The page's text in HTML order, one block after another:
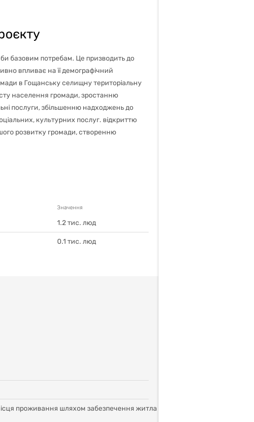
базовим потребам. Це призводить до
впливає на її демографічний
в Гощанську селищну територіальну
населення громади, зростанню
послуги, збільшенню надходжень до
культурних послуг. відкриттю
розвитку громади, створенню
Значення
1.2тис. люд
0.1 тис. люд
місця проживання шляхом забезпечення житла